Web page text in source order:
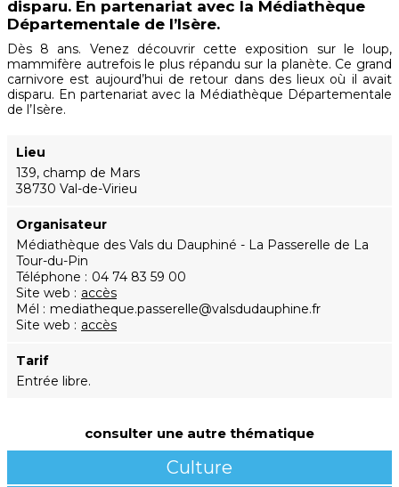
disparu. En partenariat avec la Médiathèque
Départementale de l’Isère.
Dès 8 ans. Venez découvrir cette exposition sur le loup,
mammifère autrefois le plus répandu sur la planète. Ce grand
carnivore est aujourd’hui de retour dans des lieux où il avait
disparu. En partenariat avec la Médiathèque Départementale
de l’Isère.
Lieu
139, champ de Mars
38730 Val-de-Virieu
Organisateur
Médiathèque des Vals du Dauphiné - La Passerelle de La
Tour-du-Pin
Téléphone
04 74 83 59 00
Site web
accès
Mél
mediatheque.passerelle@valsdudauphine.fr
Site web
accès
Tarif
Entrée libre.
consulter une autre thématique
Culture